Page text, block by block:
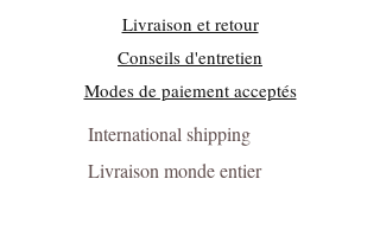
Livraison et retour
Conseils d'entretien
Modes de paiement acceptés
International shipping
Livraison monde entier